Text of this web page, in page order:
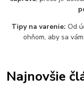
Tipy na varenie: Od
ohňom, aby sa
Najnovšie